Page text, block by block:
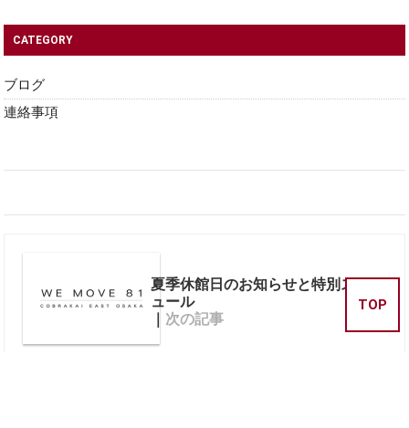
CATEGORY
ブログ
連絡事項
夏季休館日のお知らせと特別スケジ
ュール
｜ 次の記事
TOP